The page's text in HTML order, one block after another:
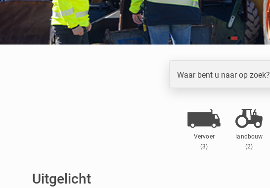
Waar bent u naar op zoek?
Vervoer
(3)
landbouw
(2)
Uitgelicht